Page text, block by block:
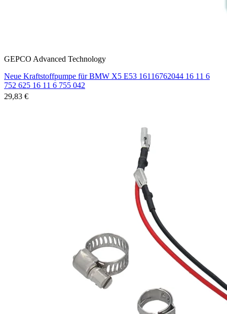
GEPCO Advanced Technology
Neue Kraftstoffpumpe für BMW X5 E53 16116762044 16 11 6
752 625 16 11 6 755 042
29,83 €